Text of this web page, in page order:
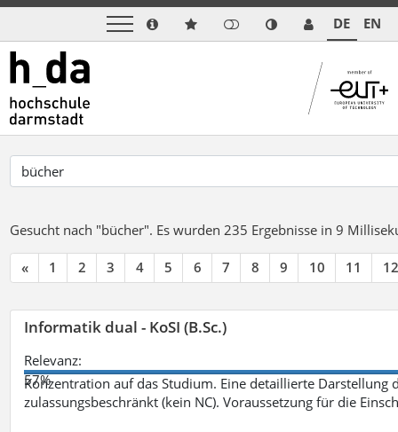
DE EN
Gesucht nach "bücher". Es wurden 235 Ergebnisse in 9
« 1 2 3 4 5 6 7 8 9 10 11 12
Informatik dual - KoSI (B.Sc.)
Relevanz:
57%
Konzentration auf das Studium. Eine detaillierte
zulassungsbeschränkt (kein NC). Voraussetzung für die